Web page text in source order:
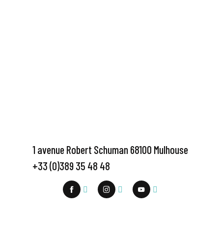
1 avenue Robert Schuman 68100 Mulhouse
+33 (0)389 35 48 48